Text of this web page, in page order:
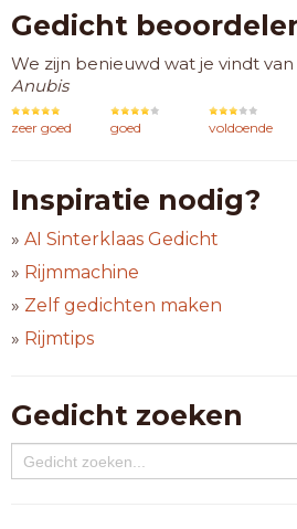
Gedicht
We zijn benieuwd wat je vindt
Anubis
zeer goed goed voldoende
Inspiratie nodig?
» AI Sinterklaas Gedicht
» Rijmmachine
» Zelf gedichten maken
» Rijmtips
Gedicht zoeken